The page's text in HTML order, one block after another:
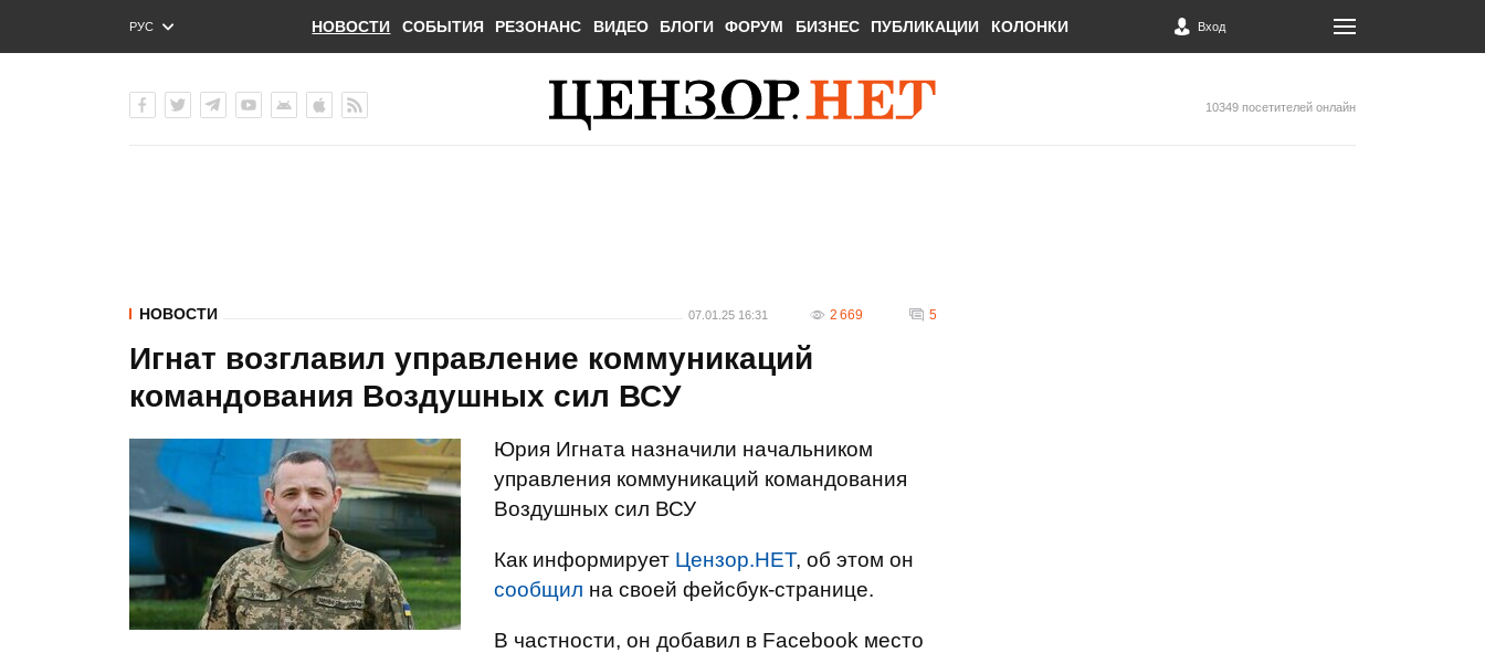
РУС
ENG
НОВОСТИ СОБЫТИЯ РЕЗОНАНС ВИДЕО БЛОГИ ФОРУМ БИЗНЕС ПУБЛИКАЦИИ КОЛОНКИ Вход
10349 посетителей онлайн
НОВОСТИ 07.01.25 16:31 2 669 5
Игнат возглавил управление коммуникаций
командования Воздушных сил ВСУ
Юрия Игната назначили начальником
управления коммуникаций командования
Воздушных сил ВСУ
Как информирует Цензор.НЕТ, об этом он
сообщил на своей фейсбук-странице.
В частности, он добавил в Facebook место